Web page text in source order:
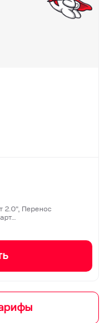
2.0", Перенос